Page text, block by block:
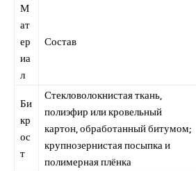
М
ат
ер
иа
л
Состав
Би
кр
ос
т
Стекловолокнистая ткань,
полиэфир или кровельный
картон, обработанный битумом;
крупнозернистая посыпка и
полимерная плёнка